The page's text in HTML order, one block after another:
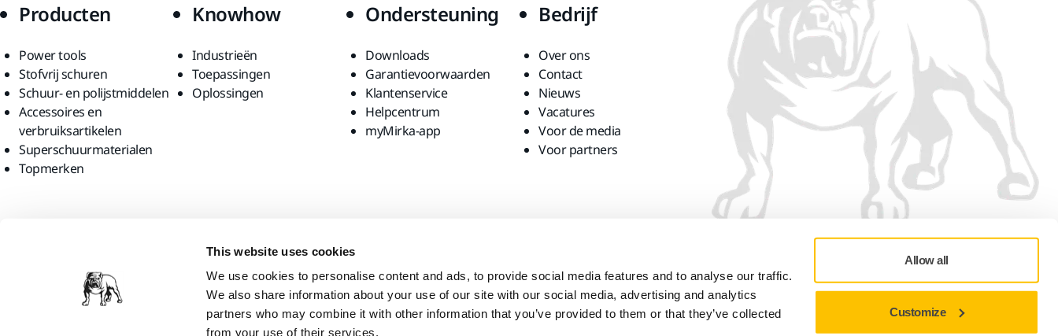
This website uses cookies
We use cookies to personalise content and ads, to provide social media features and to analyse our traffic.
We also share information about your use of our site with our social media, advertising and analytics
partners who may combine it with other information that you’ve provided to them or that they’ve collected
from your use of their services.
Allow all
Customize
Producten
Power tools
Stofvrij schuren
Schuur- en polijstmiddelen
Accessoires en
verbruiksartikelen
Superschuurmaterialen
Topmerken
Knowhow
Industrieën
Toepassingen
Oplossingen
Ondersteuning
Downloads
Garantievoorwaarden
Klantenservice
Helpcentrum
myMirka-app
Bedrijf
Over ons
Contact
Nieuws
Vacatures
Voor de media
Voor partners